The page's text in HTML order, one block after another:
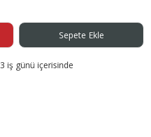
Sepete Ekle
3 iş günü içerisinde